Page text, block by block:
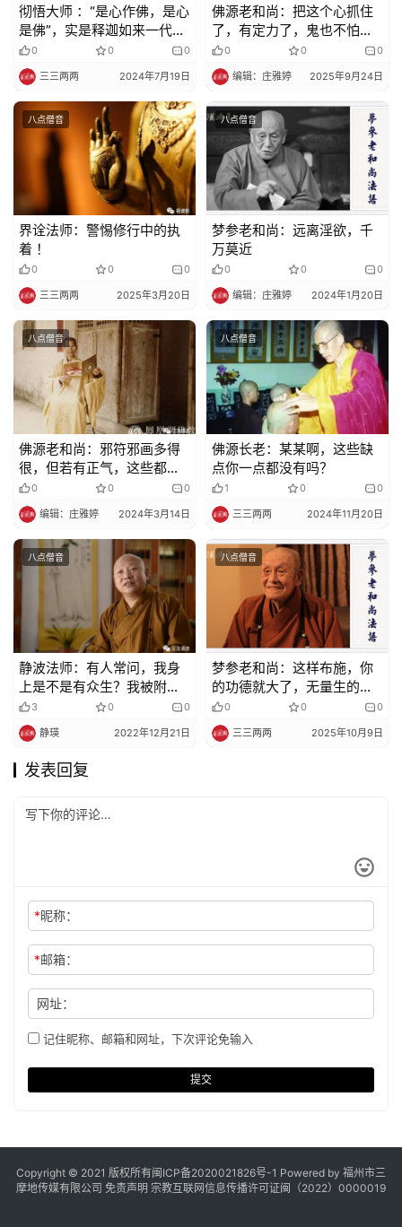
彻悟大师 ：“是心作佛，是心
是佛”，实是释迦如来一代时
教大法纲宗。
0 0 0
三三两两 2024年7月19日
佛源老和尚：把这个心抓住
了，有定力了，鬼也不怕，
魔也不怕，那就是神通
0 0 0
编辑：庄雅婷 2025年9月24日
八点僧音
界诠法师：警惕修行中的执
着 ！
0 0 0
三三两两 2025年3月20日
八点僧音
梦参老和尚：远离淫欲，千
万莫近
0 0 0
编辑：庄雅婷 2024年1月20日
八点僧音
佛源老和尚：邪符邪画多得
很，但若有正气，这些都陷
害不了你
0 0 0
编辑：庄雅婷 2024年3月14日
八点僧音
佛源长老：某某啊，这些缺
点你一点都没有吗？
1 0 0
三三两两 2024年11月20日
八点僧音
静波法师：有人常问，我身
上是不是有众生？我被附体
了？
3 0 0
静瑛 2022年12月21日
八点僧音
梦参老和尚：这样布施，你
的功德就大了，无量生的福
报也不尽
0 0 0
三三两两 2025年10月9日
发表回复
*昵称：
*邮箱：
网址：
记住昵称、邮箱和网址，下次评论免输入
提交
Copyright © 2021 版权所有闽ICP备2020021826号-1 Powered by 福州市三
摩地传媒有限公司 免责声明 宗教互联网信息传播许可证闽（2022）0000019